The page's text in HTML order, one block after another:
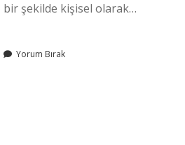
şekilde kişisel olarak…
Yorum Bırak